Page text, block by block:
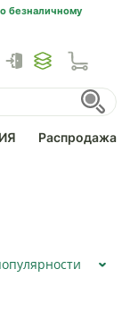
безналичному
Распродажа